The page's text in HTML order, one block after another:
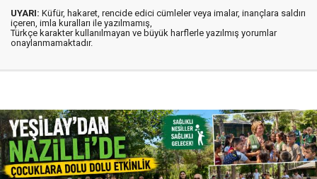
UYARI: Küfür, hakaret, rencide edici cümleler veya imalar, inançlara saldırı
içeren, imla kuralları ile yazılmamış,
Türkçe karakter kullanılmayan ve büyük harflerle yazılmış yorumlar
onaylanmamaktadır.